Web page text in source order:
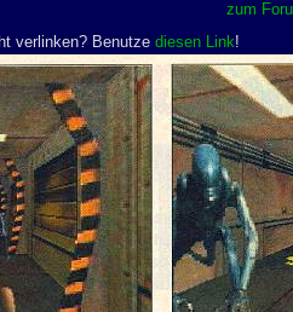
zum
verlinken? Benutze diesen Link!